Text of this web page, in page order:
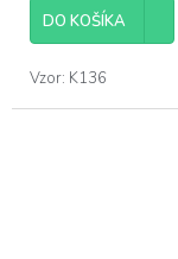
DO KOŠÍKA
Vzor: K136